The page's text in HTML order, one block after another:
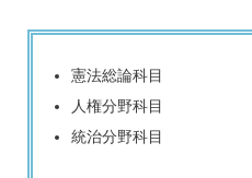
憲法総論科目
人権分野科目
統治分野科目